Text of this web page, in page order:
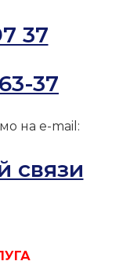
37
37
на e-mail:
связи